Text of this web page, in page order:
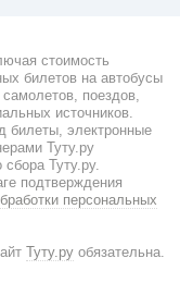
стоимость
билетов на автобусы
самолетов, поездов,
источников.
билеты, электронные
Туту.ру
сбора Туту.ру.
подтверждения
персональных
Туту.ру обязательна.